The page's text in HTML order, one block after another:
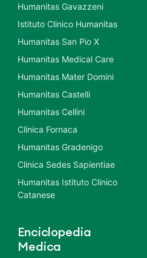
Humanitas Gavazzeni
Istituto Clinico Humanitas
Humanitas San Pio X
Humanitas Medical Care
Humanitas Mater Domini
Humanitas Castelli
Humanitas Cellini
Clinica Fornaca
Humanitas Gradenigo
Clinica Sedes Sapientiae
Humanitas Istituto Clinico
Catanese
Enciclopedia
Medica